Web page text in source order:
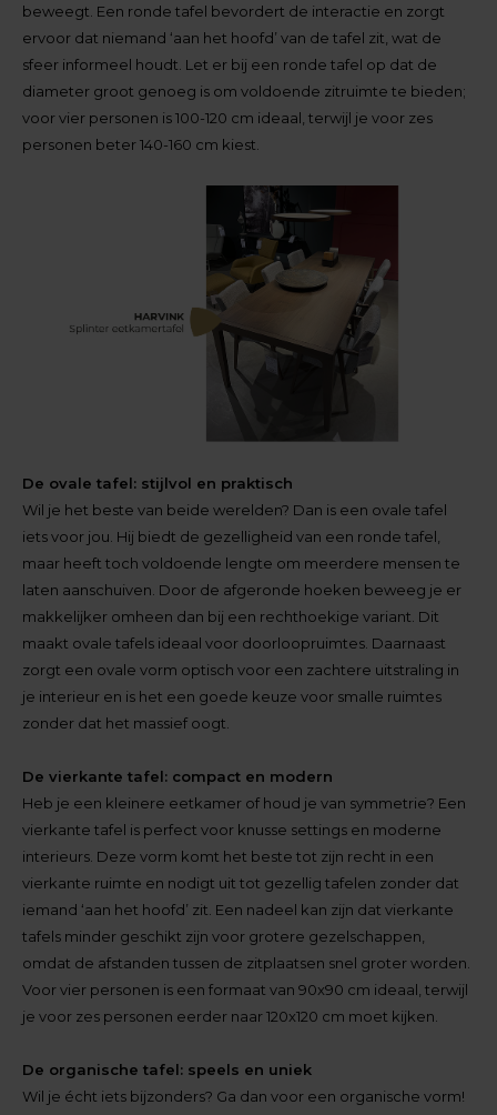
beweegt. Een ronde tafel bevordert de interactie en zorgt
ervoor dat niemand ‘aan het hoofd’ van de tafel zit, wat de
sfeer informeel houdt. Let er bij een ronde tafel op dat de
diameter groot genoeg is om voldoende zitruimte te bieden;
voor vier personen is 100-120 cm ideaal, terwijl je voor zes
personen beter 140-160 cm kiest.
De ovale tafel: stijlvol en praktisch
Wil je het beste van beide werelden? Dan is een ovale tafel
iets voor jou. Hij biedt de gezelligheid van een ronde tafel,
maar heeft toch voldoende lengte om meerdere mensen te
laten aanschuiven. Door de afgeronde hoeken beweeg je er
makkelijker omheen dan bij een rechthoekige variant. Dit
maakt ovale tafels ideaal voor doorloopruimtes. Daarnaast
zorgt een ovale vorm optisch voor een zachtere uitstraling in
je interieur en is het een goede keuze voor smalle ruimtes
zonder dat het massief oogt.
De vierkante tafel: compact en modern
Heb je een kleinere eetkamer of houd je van symmetrie? Een
vierkante tafel is perfect voor knusse settings en moderne
interieurs. Deze vorm komt het beste tot zijn recht in een
vierkante ruimte en nodigt uit tot gezellig tafelen zonder dat
iemand ‘aan het hoofd’ zit. Een nadeel kan zijn dat vierkante
tafels minder geschikt zijn voor grotere gezelschappen,
omdat de afstanden tussen de zitplaatsen snel groter worden.
Voor vier personen is een formaat van 90x90 cm ideaal, terwijl
je voor zes personen eerder naar 120x120 cm moet kijken.
De organische tafel: speels en uniek
Wil je écht iets bijzonders? Ga dan voor een organische vorm!